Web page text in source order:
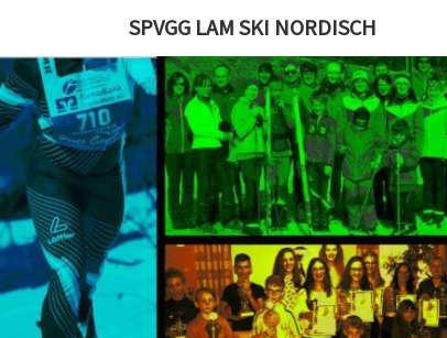
content
SPVGG LAM SKI NORDISCH